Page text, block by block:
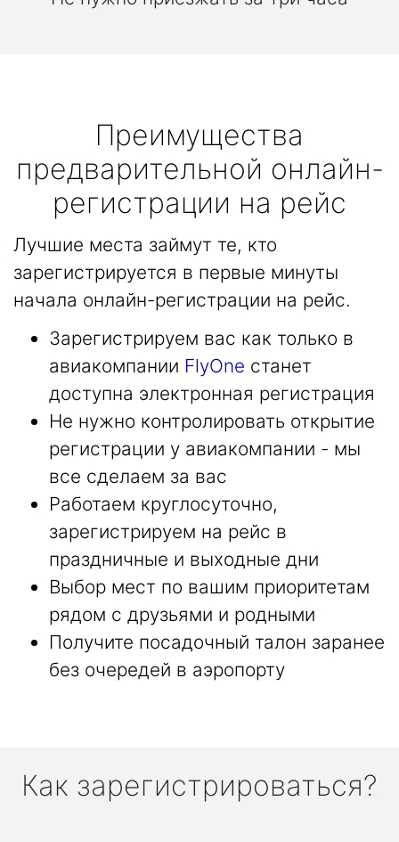
Преимущества
предварительной онлайн-
регистрации на рейс
Лучшие места займут те, кто
зарегистрируется в первые минуты
начала онлайн-регистрации на рейс.
Зарегистрируем вас как только в
авиакомпании FlyOne станет
доступна электронная регистрация
Не нужно контролировать открытие
регистрации у авиакомпании - мы
все сделаем за вас
Работаем круглосуточно,
зарегистрируем на рейс в
праздничные и выходные дни
Выбор мест по вашим приоритетам
рядом с друзьями и родными
Получите посадочный талон заранее
без очередей в аэропорту
Как зарегистрироваться?